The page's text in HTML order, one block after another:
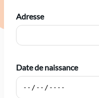
Adresse
Date de naissance